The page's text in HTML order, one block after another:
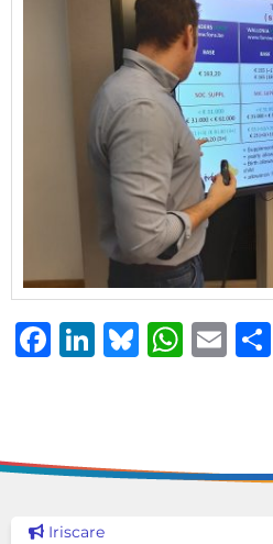
Facebook
LinkedIn
Bluesky
Dit nieuws tonen
Iriscare